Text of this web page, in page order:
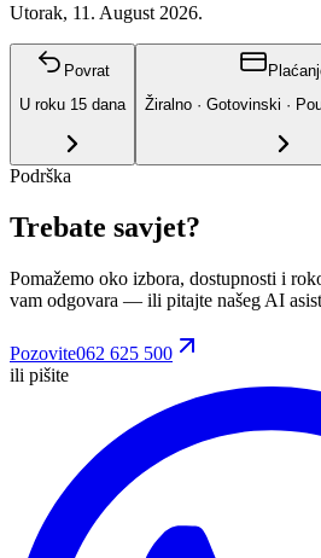
Utorak, 11. August 2026.
Povrat
U roku 15 dana
Žiralno · Gotovinski ·
Podrška
Trebate savjet?
Pomažemo oko izbora, dostupnosti i
vam odgovara — ili pitajte našeg AI
Pozovite062 625 500
ili pišite